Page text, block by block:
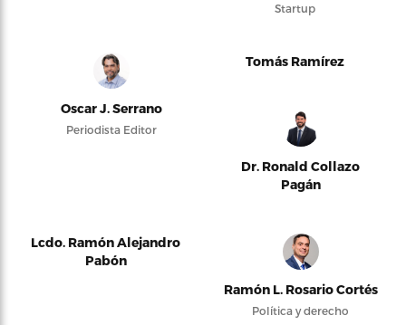
Startup
Oscar J. Serrano
Periodista Editor
Tomás Ramírez
Dr. Ronald Collazo
Pagán
Lcdo. Ramón Alejandro
Pabón
Ramón L. Rosario Cortés
Política y derecho